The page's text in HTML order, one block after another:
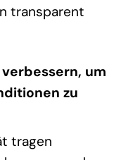
transparent
um
zu
tragen